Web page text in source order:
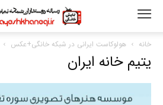
خانه هولوکاست ایرانی در شبکه خانگی+عکس
یتیم خانه ایران